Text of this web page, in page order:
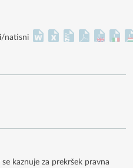
natisni
kaznuje za prekršek pravna